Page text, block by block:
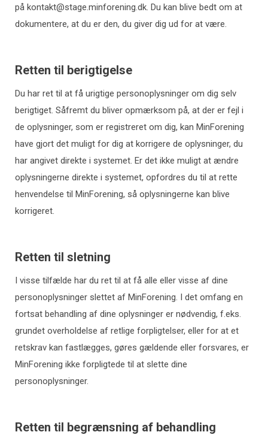
på kontakt@stage.minforening.dk. Du kan blive bedt om at
dokumentere, at du er den, du giver dig ud for at være.
Retten til berigtigelse
Du har ret til at få urigtige personoplysninger om dig selv
berigtiget. Såfremt du bliver opmærksom på, at der er fejl i
de oplysninger, som er registreret om dig, kan MinForening
have gjort det muligt for dig at korrigere de oplysninger, du
har angivet direkte i systemet. Er det ikke muligt at ændre
oplysningerne direkte i systemet, opfordres du til at rette
henvendelse til MinForening, så oplysningerne kan blive
korrigeret.
Retten til sletning
I visse tilfælde har du ret til at få alle eller visse af dine
personoplysninger slettet af MinForening. I det omfang en
fortsat behandling af dine oplysninger er nødvendig, f.eks.
grundet overholdelse af retlige forpligtelser, eller for at et
retskrav kan fastlægges, gøres gældende eller forsvares, er
MinForening ikke forpligtede til at slette dine
personoplysninger.
Retten til begrænsning af behandling